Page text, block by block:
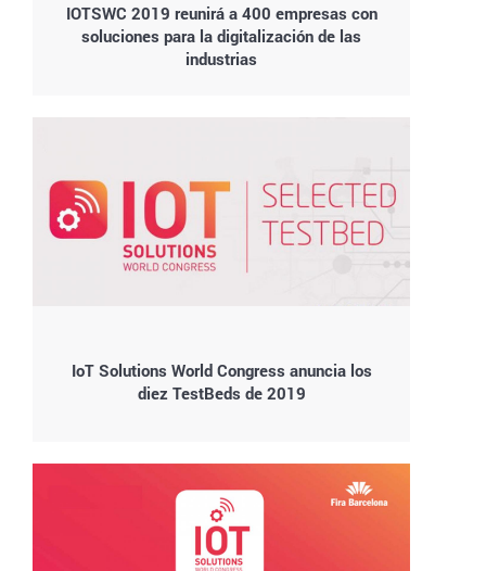
IOTSWC 2019 reunirá a 400 empresas con
soluciones para la digitalización de las
industrias
IoT Solutions World Congress anuncia los
diez TestBeds de 2019